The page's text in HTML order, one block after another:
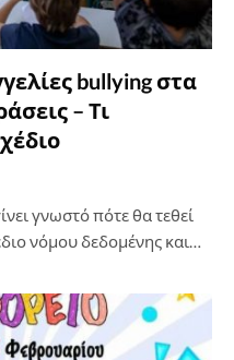
bullying στα
– Τι
γνωστό πότε θα τεθεί
νόμου δεδομένης και…